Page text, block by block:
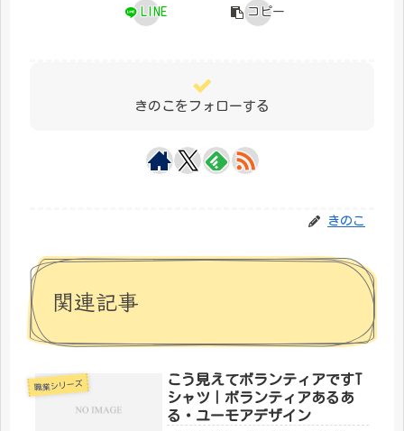
LINE コピー
きのこをフォローする
きのこ
関連記事
職業シリーズ
こう見えてボランティアですT
シャツ｜ボランティアあるあ
る・ユーモアデザイン